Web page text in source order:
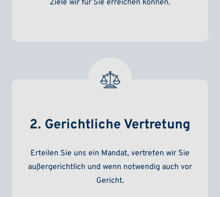
Ziele wir für Sie erreichen können.
2. Gerichtliche Vertretung
Erteilen Sie uns ein Mandat, vertreten wir Sie
außergerichtlich und wenn notwendig auch vor
Gericht.